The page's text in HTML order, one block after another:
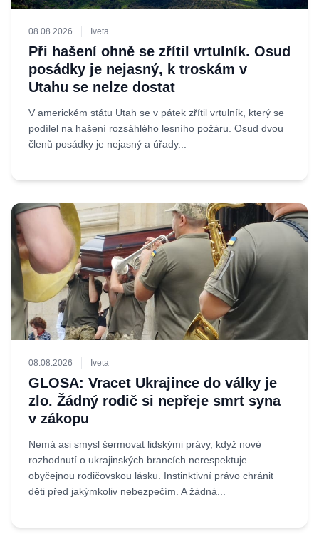
08.08.2026 Iveta
Při hašení ohně se zřítil vrtulník. Osud
posádky je nejasný, k troskám v
Utahu se nelze dostat
V americkém státu Utah se v pátek zřítil vrtulník, který se
podílel na hašení rozsáhlého lesního požáru. Osud dvou
členů posádky je nejasný a úřady...
08.08.2026 Iveta
GLOSA: Vracet Ukrajince do války je
zlo. Žádný rodič si nepřeje smrt syna
v zákopu
Nemá asi smysl šermovat lidskými právy, když nové
rozhodnutí o ukrajinských brancích nerespektuje
obyčejnou rodičovskou lásku. Instinktivní právo chránit
děti před jakýmkoliv nebezpečím. A žádná...